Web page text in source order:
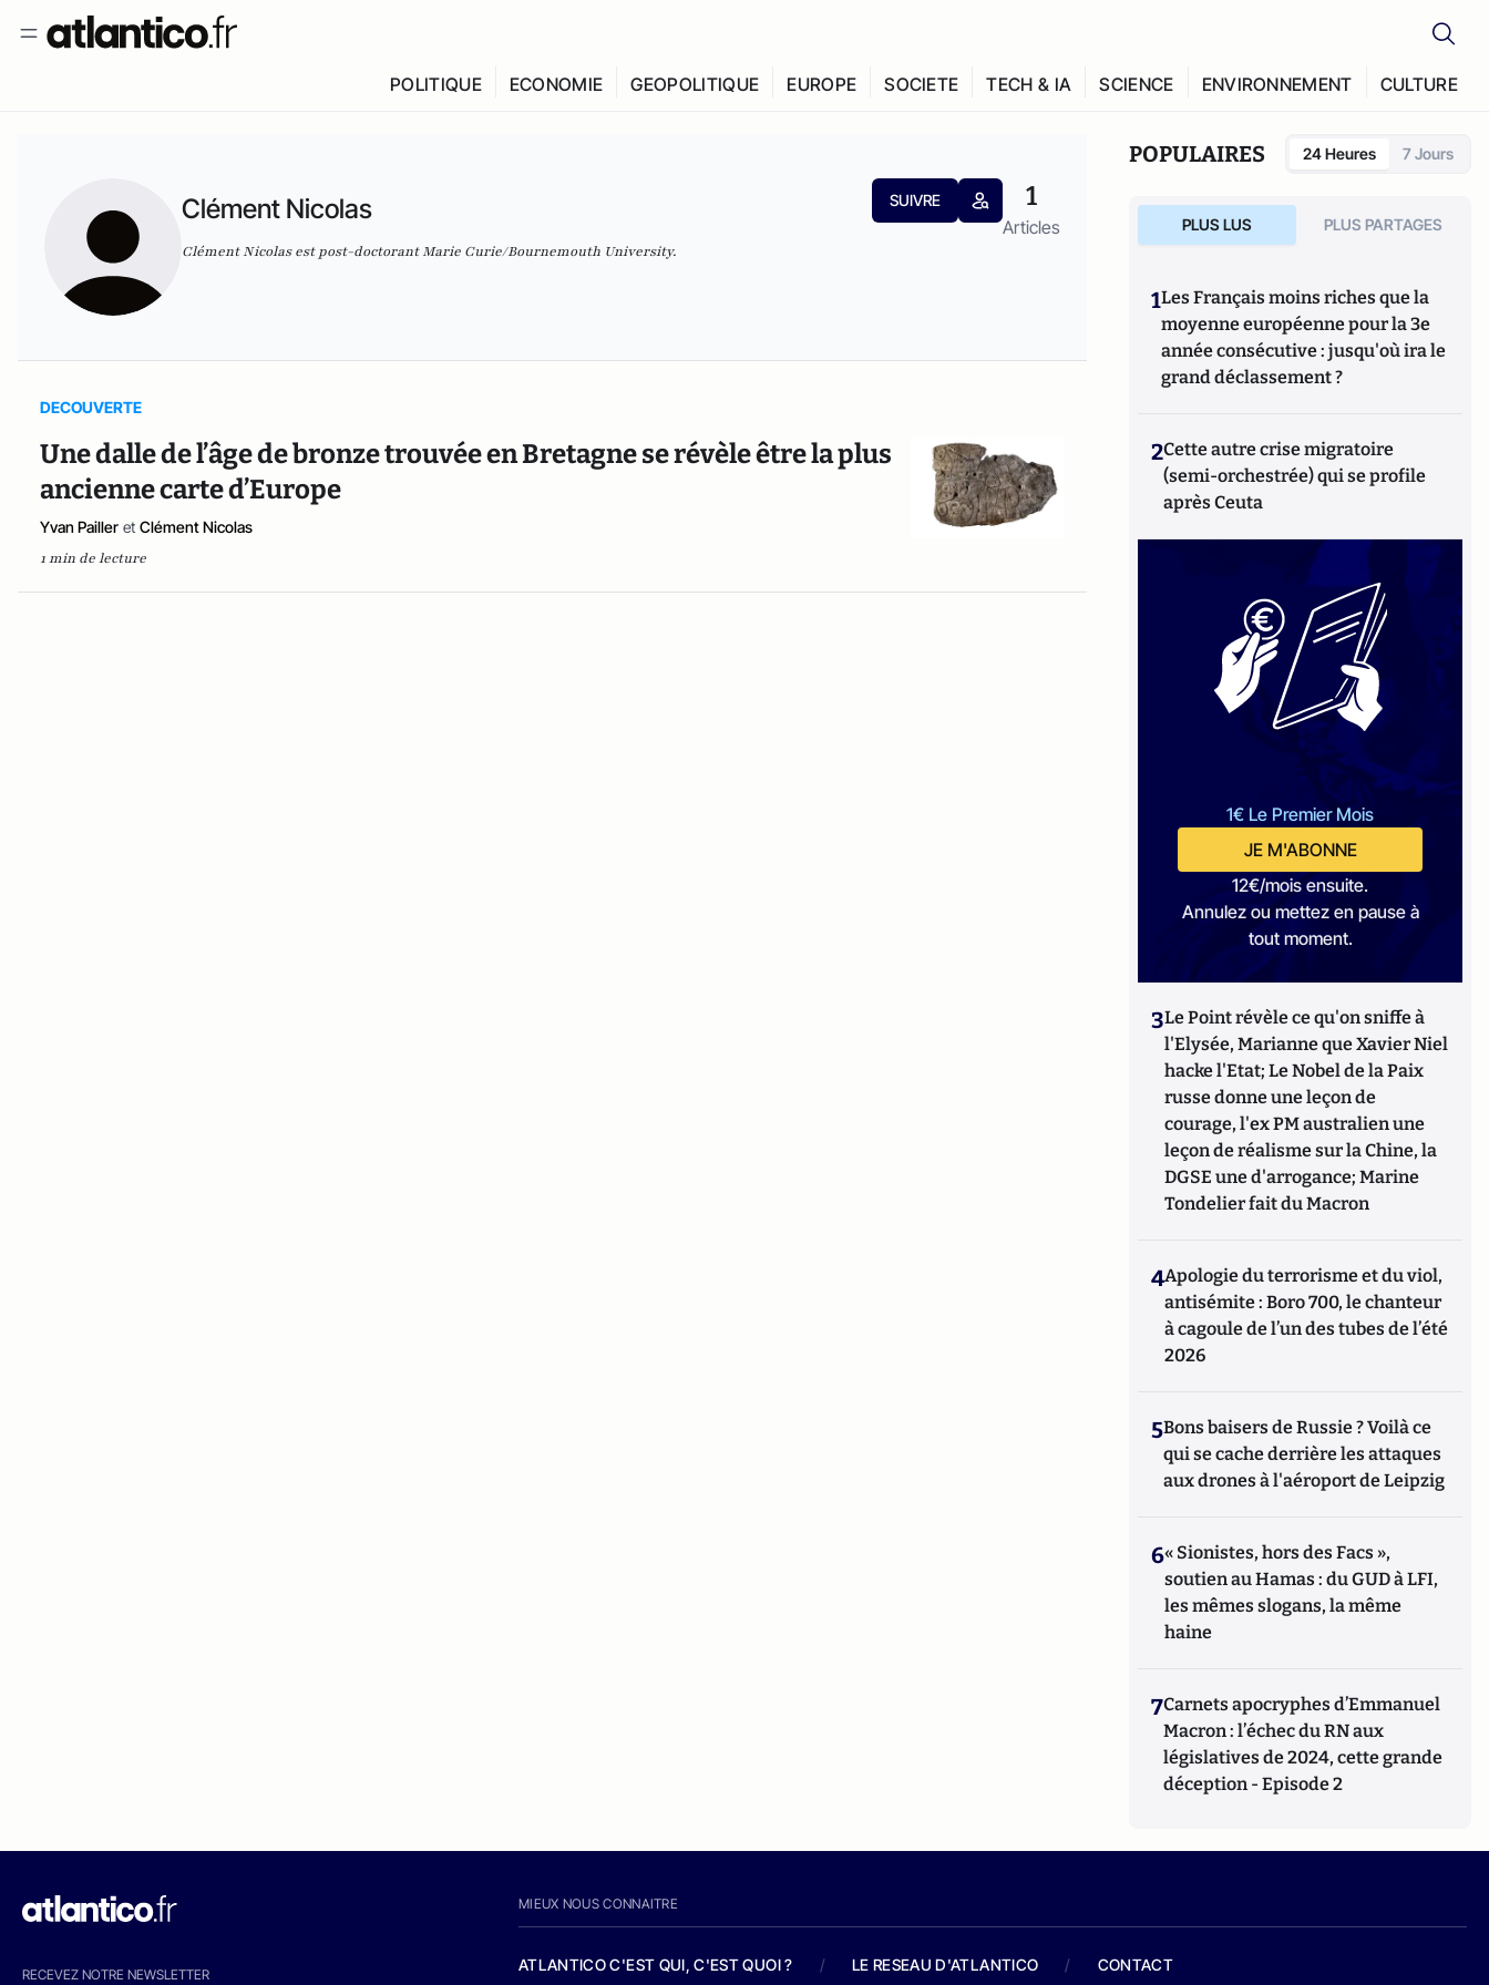
POLITIQUE ECONOMIE GEOPOLITIQUE EUROPE SOCIETE TECH & IA SCIENCE ENVIRONNEMENT CULTURE
Clément Nicolas SUIVRE 1
Articles
Clément Nicolas est post-doctorant Marie Curie/Bournemouth University.
DECOUVERTE
Une dalle de l’âge de bronze trouvée en Bretagne se révèle être la plus
ancienne carte d’Europe
Yvan Pailler et Clément Nicolas
1 min de lecture
POPULAIRES 24 Heures 7 Jours
PLUS LUS PLUS PARTAGES
1Les Français moins riches que la
moyenne européenne pour la 3e
année consécutive : jusqu'où ira le
grand déclassement ?
2Cette autre crise migratoire
(semi-orchestrée) qui se profile
après Ceuta
1€ Le Premier Mois
JE M'ABONNE
12€/mois ensuite.
Annulez ou mettez en pause à
tout moment.
3Le Point révèle ce qu'on sniffe à
l'Elysée, Marianne que Xavier Niel
hacke l'Etat; Le Nobel de la Paix
russe donne une leçon de
courage, l'ex PM australien une
leçon de réalisme sur la Chine, la
DGSE une d'arrogance; Marine
Tondelier fait du Macron
4Apologie du terrorisme et du viol,
antisémite : Boro 700, le chanteur
à cagoule de l’un des tubes de l’été
2026
5Bons baisers de Russie ? Voilà ce
qui se cache derrière les attaques
aux drones à l'aéroport de Leipzig
6« Sionistes, hors des Facs »,
soutien au Hamas : du GUD à LFI,
les mêmes slogans, la même
haine
7Carnets apocryphes d’Emmanuel
Macron : l’échec du RN aux
législatives de 2024, cette grande
déception - Episode 2
RECEVEZ NOTRE NEWSLETTER
MIEUX NOUS CONNAITRE
ATLANTICO C'EST QUI, C'EST QUOI ? / LE RESEAU D'ATLANTICO / CONTACT